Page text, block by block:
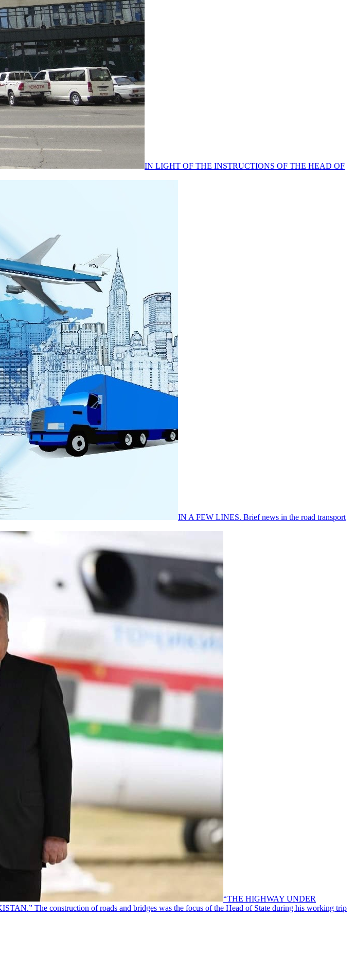
IN LIGHT OF THE INSTRUCTIONS OF THE HEAD OF
IN A FEW LINES. Brief news in the road transport
“THE HIGHWAY UNDER
The construction of roads and bridges was the focus of the Head of State during his working trip